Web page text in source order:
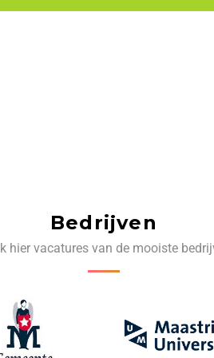
Bedrijven
hier vacatures van de mooiste